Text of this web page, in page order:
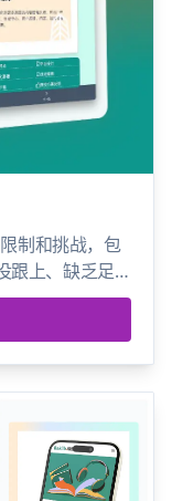
制和挑战，包
跟上、缺乏足
支持等。因
型的第一步显